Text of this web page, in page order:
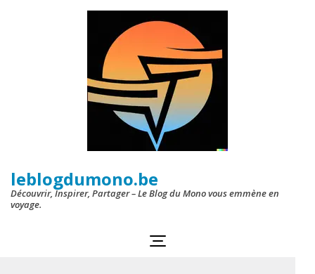
leblogdumono.be
Découvrir, Inspirer, Partager – Le Blog du Mono vous emmène en
voyage.